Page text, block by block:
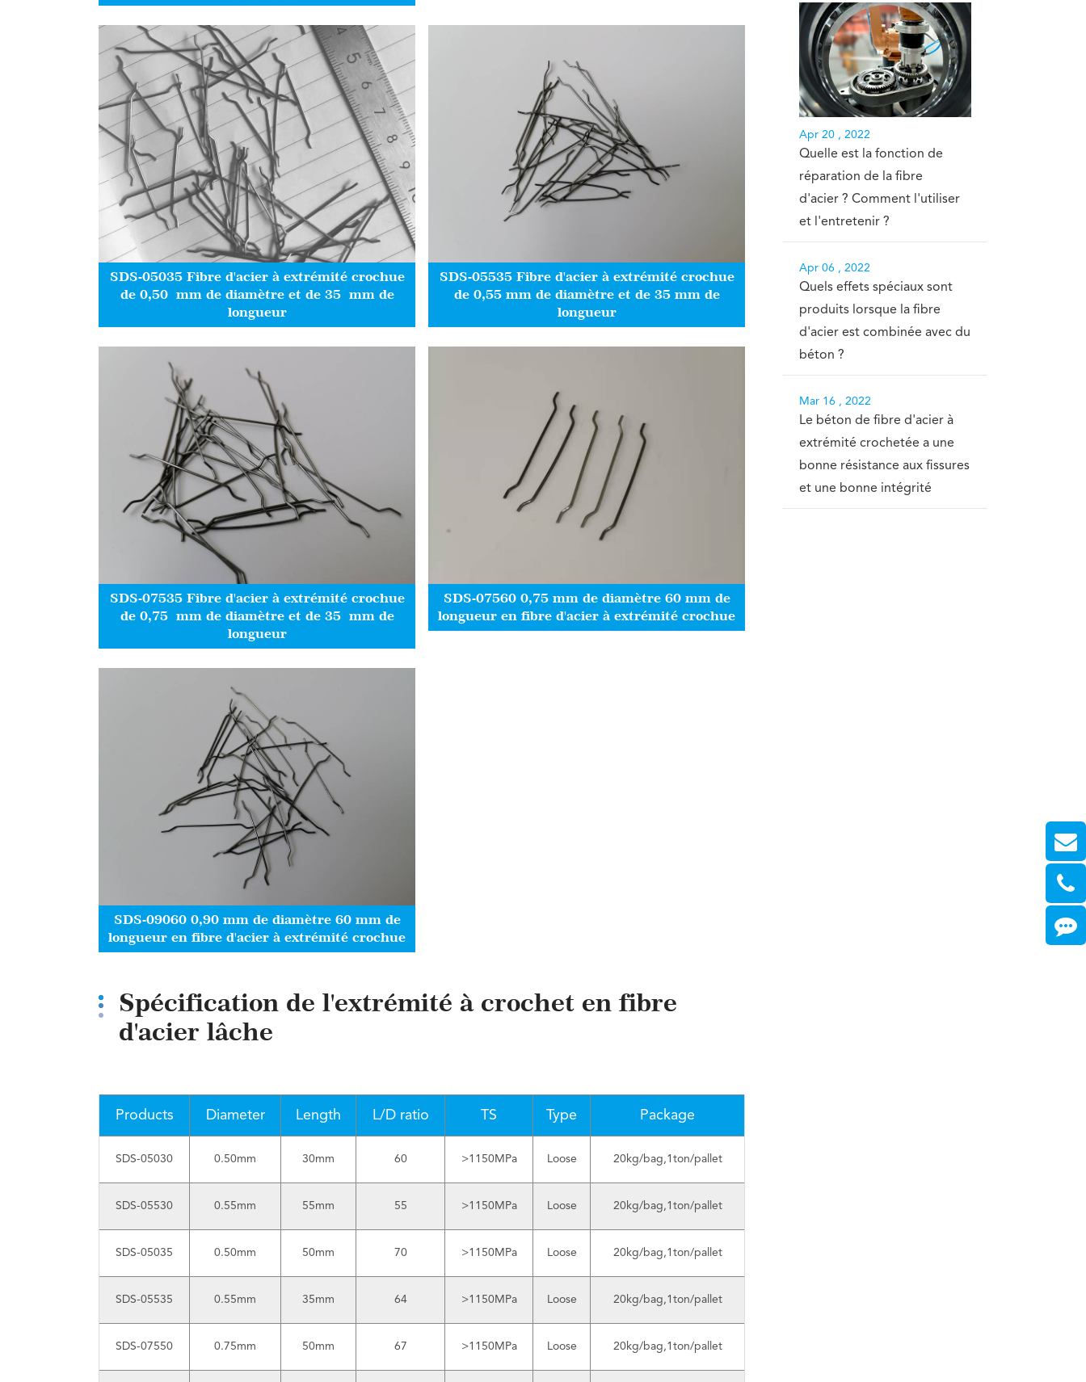
SDS-05035 Fibre d'acier à extrémité crochue
de 0,50 mm de diamètre et de 35 mm de
longueur
SDS-05535 Fibre d'acier à extrémité crochue
de 0,55 mm de diamètre et de 35 mm de
longueur
SDS-07535 Fibre d'acier à extrémité crochue
de 0,75 mm de diamètre et de 35 mm de
longueur
SDS-07560 0,75 mm de diamètre 60 mm de
longueur en fibre d'acier à extrémité crochue
SDS-09060 0,90 mm de diamètre 60 mm de
longueur en fibre d'acier à extrémité crochue
Spécification de l'extrémité à crochet en fibre
d'acier lâche
Products Diameter Length L/D ratio TS Type Package
SDS-05030 0.50mm 30mm 60 >1150MPa Loose 20kg/bag,1ton/pallet
SDS-05530 0.55mm 55mm 55 >1150MPa Loose 20kg/bag,1ton/pallet
SDS-05035 0.50mm 50mm 70 >1150MPa Loose 20kg/bag,1ton/pallet
SDS-05535 0.55mm 35mm 64 >1150MPa Loose 20kg/bag,1ton/pallet
SDS-07550 0.75mm 50mm 67 >1150MPa Loose 20kg/bag,1ton/pallet
Apr 20 , 2022
Quelle est la fonction de
réparation de la fibre
d'acier ? Comment l'utiliser
et l'entretenir ?
Apr 06 , 2022
Quels effets spéciaux sont
produits lorsque la fibre
d'acier est combinée avec du
béton ?
Mar 16 , 2022
Le béton de fibre d'acier à
extrémité crochetée a une
bonne résistance aux fissures
et une bonne intégrité